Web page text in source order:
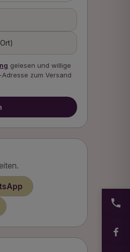
gelesen und willige
zum Versand